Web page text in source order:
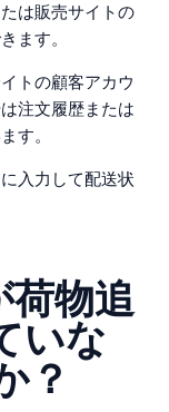
は販売サイトの
ます。
トの顧客アカウ
注文履歴または
す。
入力して配送状
物追
いな
？